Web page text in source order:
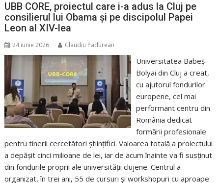
UBB CORE, proiectul care i-a adus la Cluj pe
consilierul lui Obama și pe discipolul Papei
Leon al XIV-lea
24 iunie 2026 Claudiu Padurean
Universitatea Babeș-
Bolyai din Cluj a creat,
cu ajutorul fondurilor
europene, cel mai
performant centru din
România dedicat
formării profesionale
pentru tinerii cercetători științifici. Valoarea totală a proiectului
a depășit cinci milioane de lei, iar de acum înainte va fi susținut
din fondurile proprii ale universității clujene. Centrul a
organizat, în trei ani, 55 de cursuri și workshopuri cu aproape